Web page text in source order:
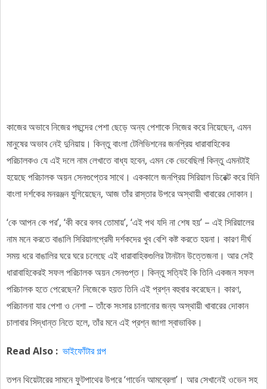
কাজের অভাবে নিজের পছন্দের পেশা ছেড়ে অন্য পেশাকে নিজের করে নিয়েছেন, এমন
মানুষের অভাব নেই দুনিয়ায়। কিন্তু বাংলা টেলিভিশনের জনপ্রিয় ধারাবাহিকের
পরিচালকও যে এই দলে নাম লেখাতে বাধ্য হবেন, এমন কে ভেবেছিল! কিন্তু এমনটাই
হয়েছে পরিচালক অয়ন সেনগুপ্তের সাথে। এককালে জনপ্রিয় সিরিয়াল ডিরেক্ট করে যিনি
বাংলা দর্শকের মনরঞ্জন যুগিয়েছেন, আজ তাঁর রাস্তার উপরে অস্থায়ী খাবারের দোকান।
‘কে আপন কে পর’, ‘কী করে বলব তোমায়’, ‘এই পথ যদি না শেষ হয়’ – এই সিরিয়ালের
নাম মনে করতে বাঙালি সিরিয়ালপ্রেমী দর্শকদের খুব বেশি কষ্ট করতে হয়না। কারণ দীর্ঘ
সময় ধরে বাঙালির ঘরে ঘরে চলেছে এই ধারাবাহিকগুলির টানটান উত্তেজনা। আর সেই
ধারাবাহিকেরই সফল পরিচালক অয়ন সেনগুপ্ত। কিন্তু সত্যিই কি তিনি একজন সফল
পরিচালক হতে পেরেছেন? নিজেকে হয়ত তিনি এই প্রশ্ন বহুবার করেছেন। কারণ,
পরিচালনা যার পেশা ও নেশা – তাঁকে সংসার চালানোর জন্য অস্থায়ী খাবারের দোকান
চালাবার সিদ্ধান্ত নিতে হলে, তাঁর মনে এই প্রশ্ন জাগা স্বাভাবিক।
Read Also : ভাইফোঁটার গল্প
তপন থিয়েটারের সামনে ফুটপাথের উপরে ‘গার্ডেন আমব্রেলা’। আর সেখানেই ওভেন সহ